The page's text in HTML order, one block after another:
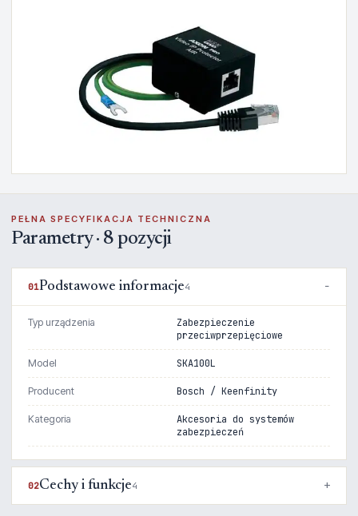
PEŁNA SPECYFIKACJA TECHNICZNA
Parametry · 8 pozycji
01Podstawowe informacje4
Typ urządzenia
Zabezpieczenie
przeciwprzepięciowe
Model SKA100L
Producent Bosch / Keenfinity
Kategoria
Akcesoria do systemów
zabezpieczeń
02Cechy i funkcje4